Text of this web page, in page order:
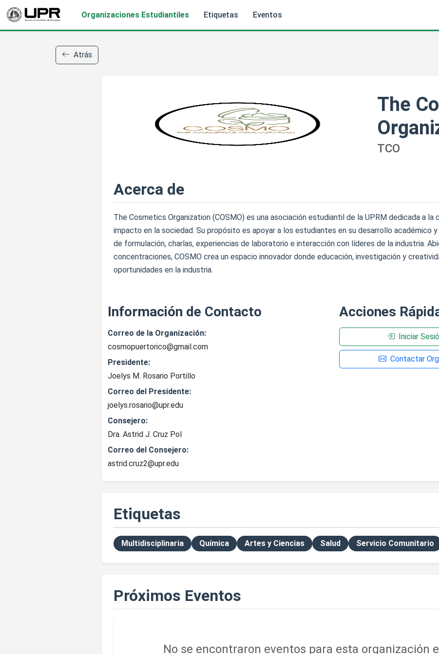
Organizaciones Estudiantiles Etiquetas Eventos
Atrás
The
TCO
Acerca de
The Cosmetics Organization (COSMO) es una asociación estudiantil de la UPRM dedicada a la
impacto en la sociedad. Su propósito es apoyar a los estudiantes en su desarrollo académico
de formulación, charlas, experiencias de laboratorio e interacción con líderes de la industria.
concentraciones, COSMO crea un espacio innovador donde educación, investigación y
oportunidades en la industria.
Información de Contacto
Correo de la Organización:
cosmopuertorico@gmail.com
Presidente:
Joelys M. Rosario Portillo
Correo del Presidente:
joelys.rosario@upr.edu
Consejero:
Dra. Astrid J. Cruz Pol
Correo del Consejero:
astrid.cruz2@upr.edu
Acciones
Iniciar
Contactar
Etiquetas
Multidisciplinaria Química Artes y Ciencias Salud Servicio Comunitario
Próximos Eventos
No se encontraron eventos para esta organización